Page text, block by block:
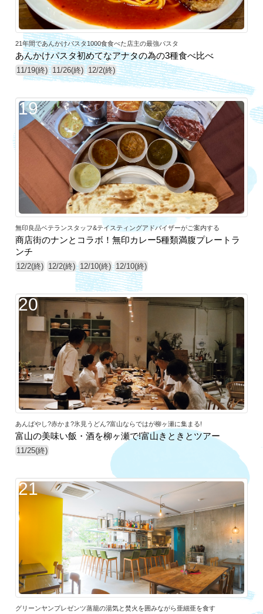
21年間であんかけパスタ1000食食べた店主の最強パスタ
あんかけパスタ初めてなアナタの為の3種食べ比べ
11/19(終) 11/26(終) 12/2(終)
19
無印良品ベテランスタッフ&テイスティングアドバイザーがご案内する
商店街のナンとコラボ！無印カレー5種類満腹プレートラ
ンチ
12/2(終) 12/2(終) 12/10(終) 12/10(終)
20
あんばやし?赤かま?氷見うどん?富山ならではが柳ヶ瀬に集まる!
富山の美味い飯・酒を柳ヶ瀬で!富山きときとツアー
11/25(終)
21
グリーンヤンプレゼンツ蒸籠の湯気と焚火を囲みながら亜細亜を食す